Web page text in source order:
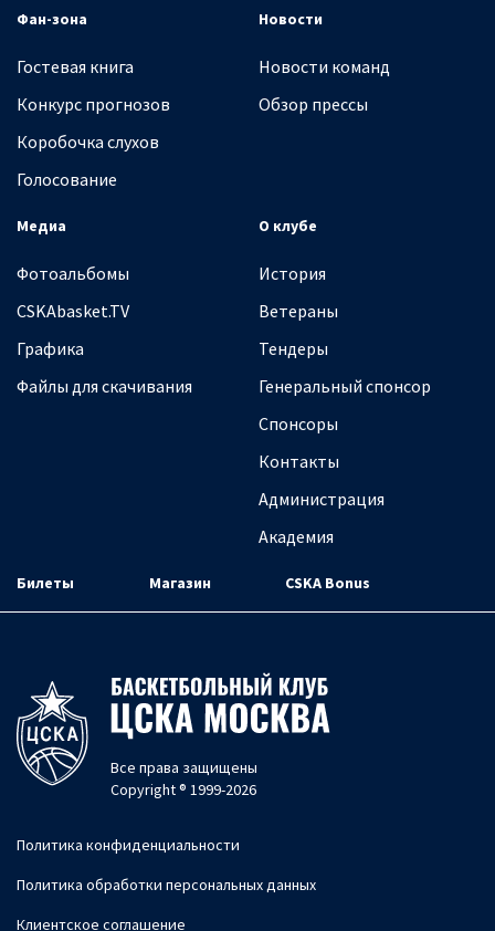
Фан-зона
Гостевая книга
Конкурс прогнозов
Коробочка слухов
Голосование
Новости
Новости команд
Обзор прессы
Медиа
Фотоальбомы
CSKAbasket.TV
Графика
Файлы для скачивания
О клубе
История
Ветераны
Тендеры
Генеральный спонсор
Спонсоры
Контакты
Администрация
Академия
Билеты Магазин CSKA Bonus
Все права защищены
Copyright ® 1999-2026
Политика конфиденциальности
Политика обработки персональных данных
Клиентское соглашение